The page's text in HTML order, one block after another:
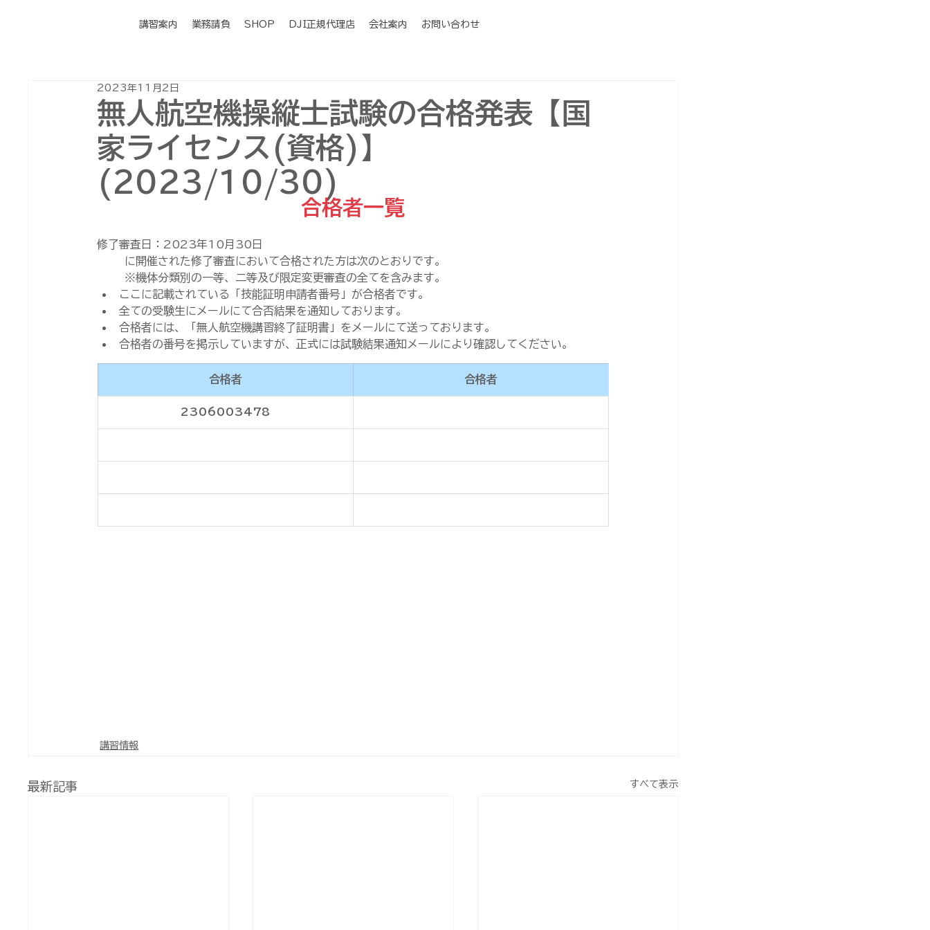
講習案内 業務請負 SHOP DJI正規代理店 会社案内 お問い合わせ
無人航空機操縦士試験の合格発表【国
家ライセンス(資格)】
(2023/10/30)
2023年11月2日
合格者一覧
修了審査日：2023年10月30日
に開催された修了審査において合格された方は次のとおりです。
※機体分類別の一等、二等及び限定変更審査の全てを含みます。
ここに記載されている「技能証明申請者番号」が合格者です。
全ての受験生にメールにて合否結果を通知しております。
合格者には、「無人航空機講習終了証明書」をメールにて送っております。
合格者の番号を掲示していますが、正式には試験結果通知メールにより確認してください。
合格者 合格者
2306003478
講習情報
最新記事 すべて表示